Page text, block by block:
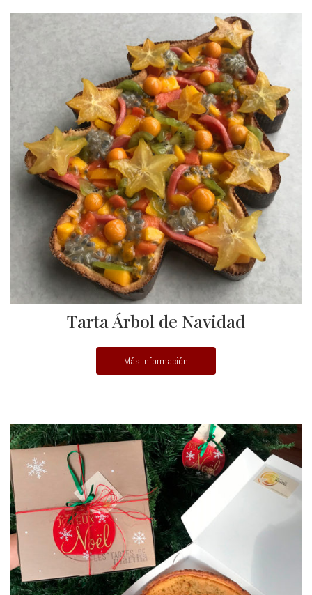
Tarta Árbol de Navidad
Más información